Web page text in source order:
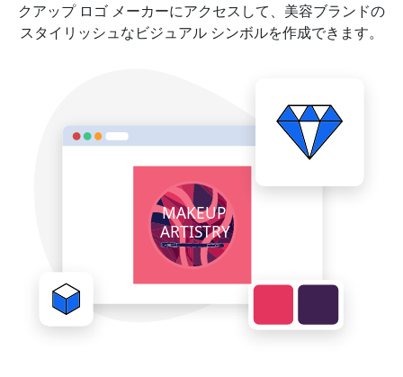
クアップ ロゴ メーカーにアクセスして、美容ブランドの
スタイリッシュなビジュアル シンボルを作成できます。